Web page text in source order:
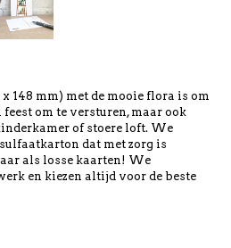
148 mm) met de mooie flora is om
om te versturen, maar ook
of stoere loft. We
dat met zorg is
als losse kaarten! We
en kiezen altijd voor de beste